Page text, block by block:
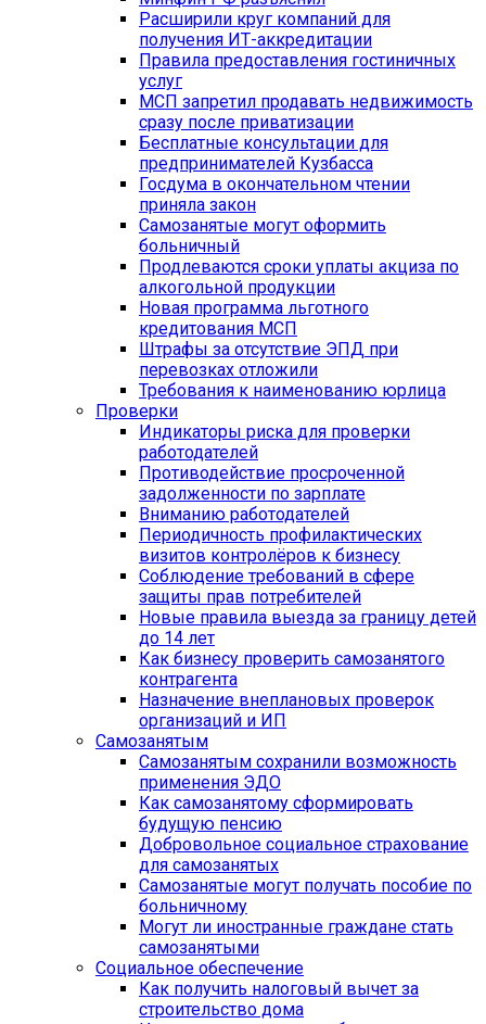
Расширили круг компаний для
получения ИТ-аккредитации
Правила предоставления гостиничных
услуг
МСП запретил продавать недвижимость
сразу после приватизации
Бесплатные консультации для
предпринимателей Кузбасса
Госдума в окончательном чтении
приняла закон
Самозанятые могут оформить
больничный
Продлеваются сроки уплаты акциза по
алкогольной продукции
Новая программа льготного
кредитования МСП
Штрафы за отсутствие ЭПД при
перевозках отложили
Требования к наименованию юрлица
Проверки
Индикаторы риска для проверки
работодателей
Противодействие просроченной
задолженности по зарплате
Вниманию работодателей
Периодичность профилактических
визитов контролёров к бизнесу
Cоблюдение требований в сфере
защиты прав потребителей
Новые правила выезда за границу детей
до 14 лет
Как бизнесу проверить самозанятого
контрагента
Назначение внеплановых проверок
организаций и ИП
Самозанятым
Самозанятым сохранили возможность
применения ЭДО
Как самозанятому сформировать
будущую пенсию
Добровольное социальное страхование
для самозанятых
Самозанятые могут получать пособие по
больничному
Могут ли иностранные граждане стать
самозанятыми
Социальное обеспечение
Как получить налоговый вычет за
строительство дома